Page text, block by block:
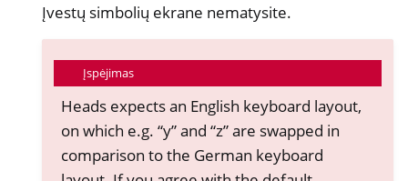
Įvestų simbolių ekrane nematysite.
Įspėjimas
Heads expects an English keyboard layout,
on which e.g. “y” and “z” are swapped in
comparison to the German keyboard